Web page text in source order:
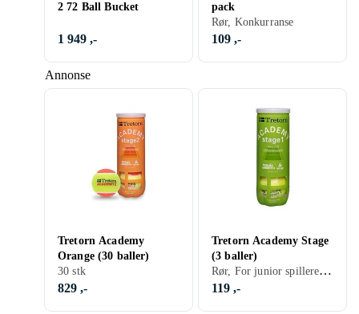
Annonse
2 72 Ball Bucket
1 949 ,-
pack
Rør, Konkurranse
109 ,-
Tretorn Academy
Orange (30 baller)
30 stk
829 ,-
Tretorn Academy Stage
(3 baller)
Rør, For junior spillere, Nybegynner, 3 stk
119 ,-